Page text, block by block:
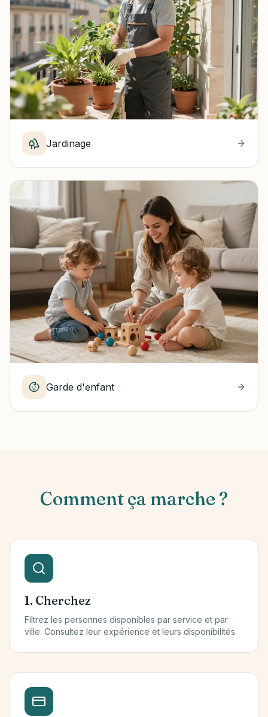
Jardinage
Garde d'enfant
Comment ça marche ?
1. Cherchez
Filtrez les personnes disponibles par service et par
ville. Consultez leur expérience et leurs disponibilités.